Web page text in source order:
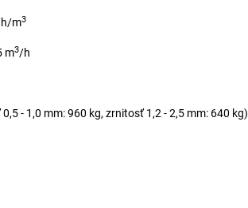
m3
m3/h
- 1,0 mm: 960 kg, zrnitosť 1,2 - 2,5 mm: 640 kg)